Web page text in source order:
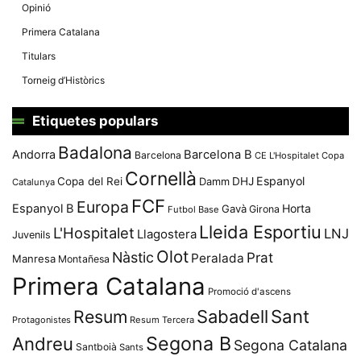
Opinió
Primera Catalana
Titulars
Torneig d’Històrics
Etiquetes populars
Andorra Badalona Barcelona Barcelona B CE L'Hospitalet Copa
Catalunya Copa del Rei Cornellà Damm DHJ Espanyol
Espanyol B Europa FCF Futbol Base Gavà Girona Horta
Juvenils L'Hospitalet Llagostera Lleida Esportiu LNJ
Manresa Montañesa Nàstic Olot Peralada Prat
Primera Catalana Promoció d'ascens
Protagonistes Resum Resum Tercera SabadellSant
Andreu Santboià Sants Segona B Segona Catalana